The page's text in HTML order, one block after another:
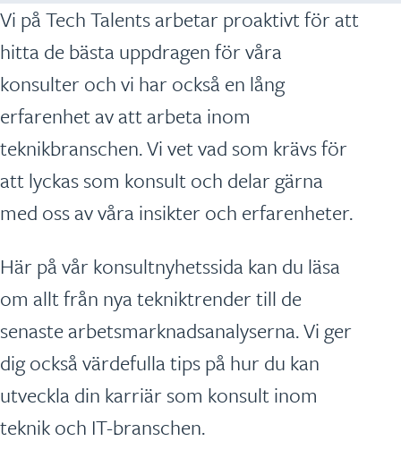
Vi på Tech Talents arbetar proaktivt för att
hitta de bästa uppdragen för våra
konsulter och vi har också en lång
erfarenhet av att arbeta inom
teknikbranschen. Vi vet vad som krävs för
att lyckas som konsult och delar gärna
med oss av våra insikter och erfarenheter.
Här på vår konsultnyhetssida kan du läsa
om allt från nya tekniktrender till de
senaste arbetsmarknadsanalyserna. Vi ger
dig också värdefulla tips på hur du kan
utveckla din karriär som konsult inom
teknik och IT-branschen.